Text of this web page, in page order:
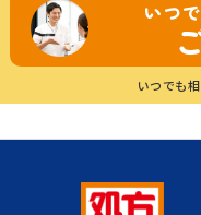
いつ
いつでも